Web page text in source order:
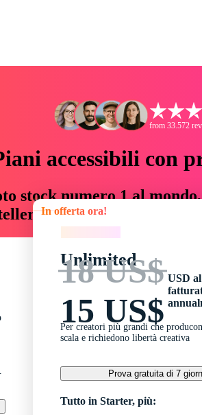
from 33.572
accessibili con
stock numero 1 al
risorse creative che
In offerta ora!
Unlimited
18 US$
15 US$
USD al
Per creatori più grandi che
scala e richiedono libertà creativa
Prova gratuita di 7
Tutto in Starter, più: